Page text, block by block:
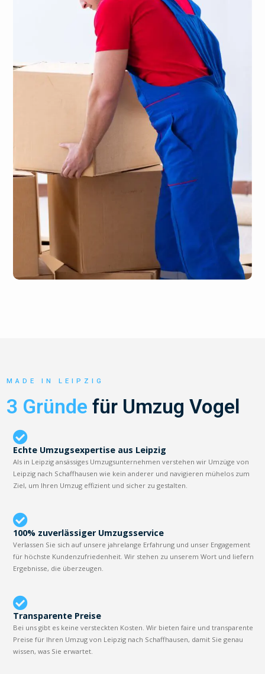
MADE IN LEIPZIG
3 Gründe für Umzug Vogel
Echte Umzugsexpertise aus Leipzig
Als in Leipzig ansässiges Umzugsunternehmen verstehen wir Umzüge von
Leipzig nach Schaffhausen wie kein anderer und navigieren mühelos zum
Ziel, um Ihren Umzug effizient und sicher zu gestalten.
100% zuverlässiger Umzugsservice
Verlassen Sie sich auf unsere jahrelange Erfahrung und unser Engagement
für höchste Kundenzufriedenheit. Wir stehen zu unserem Wort und liefern
Ergebnisse, die überzeugen.
Transparente Preise
Bei uns gibt es keine versteckten Kosten. Wir bieten faire und transparente
Preise für Ihren Umzug von Leipzig nach Schaffhausen, damit Sie genau
wissen, was Sie erwartet.